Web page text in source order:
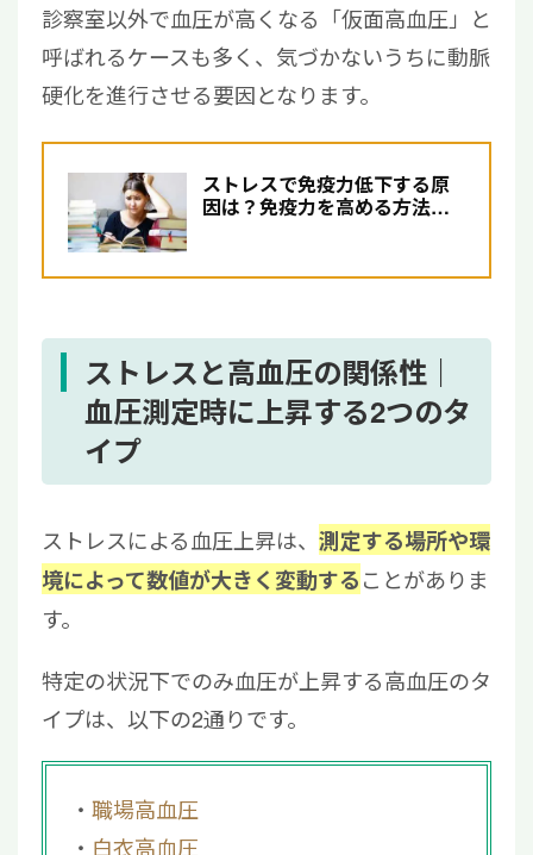
診察室以外で血圧が高くなる「仮面高血圧」と
呼ばれるケースも多く、気づかないうちに動脈
硬化を進行させる要因となります。
ストレスで免疫力低下する原
因は？免疫力を高める方法と
ストレスと高血圧の関係性｜
血圧測定時に上昇する2つのタ
イプ
ストレスによる血圧上昇は、 測定する場所や環
境によって数値が大きく変動することがありま
す。
特定の状況下でのみ血圧が上昇する高血圧のタ
イプは、以下の2通りです。
職場高血圧
白衣高血圧